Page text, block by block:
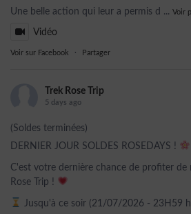
Une belle action qui leur a permis d ... Voir
Vidéo
Voir sur Facebook · Partager
Trek Rose Trip
5 days ago
(Soldes terminées)
DERNIER JOUR SOLDES ROSEDAYS !
C'est votre dernière chance de profiter
Rose Trip !
Jusqu'à ce soir (21/07/2026 - 23H59